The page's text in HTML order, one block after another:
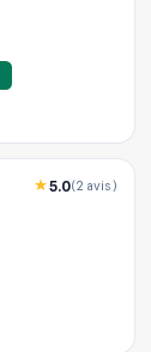
5.0(2 avis)